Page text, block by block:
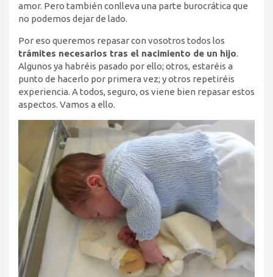
amor. Pero también conlleva una parte burocrática que
no podemos dejar de lado.
Por eso queremos repasar con vosotros todos los
trámites necesarios tras el nacimiento de un hijo.
Algunos ya habréis pasado por ello; otros, estaréis a
punto de hacerlo por primera vez; y otros repetiréis
experiencia. A todos, seguro, os viene bien repasar estos
aspectos. Vamos a ello.